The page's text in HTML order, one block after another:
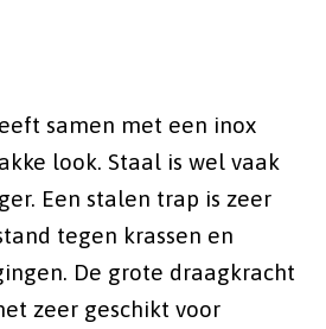
samen met een inox
look. Staal is wel vaak
Een stalen trap is zeer
tegen krassen en
De grote draagkracht
zeer geschikt voor